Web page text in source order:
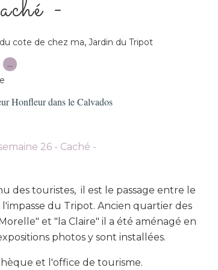
-
cote de chez ma, Jardin du Tripot
…
Honfleur dans le Calvados
des touristes, il est le passage entre le
du Tripot. Ancien quartier des
et "la Claire" il a été aménagé en
photos y sont installées.
et l'office de tourisme.